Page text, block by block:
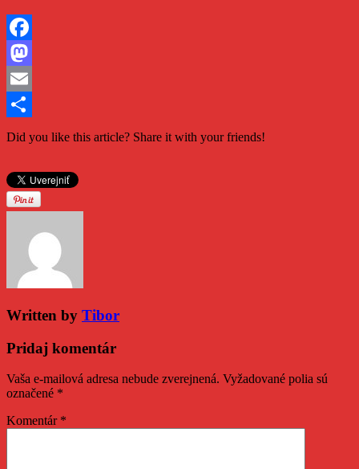
Facebook
Mastodon
Email
Share
Did you like this article? Share it with your friends!
Written by Tibor
Pridaj komentár
Vaša e-mailová adresa nebude zverejnená. Vyžadované polia sú
označené *
Komentár *